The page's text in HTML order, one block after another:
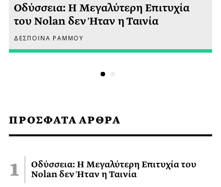
ΠΡΟΣΦΑΤΑ ΑΡΘΡΑ
Οδύσσεια: Η Μεγαλύτερη Επιτυχία του
Nolan δεν Ήταν η Ταινία
Οδύσσεια: Η Μεγαλύτερη Επιτυχία
του Nolan δεν Ήταν η Ταινία
ΔΕΣΠΟΙΝΑ ΡΑΜΜΟΥ